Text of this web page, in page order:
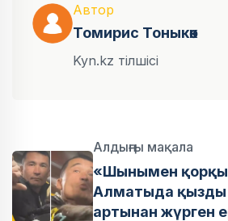
Автор
Томирис Тоныкөк
Kyn.kz тілшісі
Алдыңғы мақала
«Шынымен
Алматыда қызды
артынан жүрген